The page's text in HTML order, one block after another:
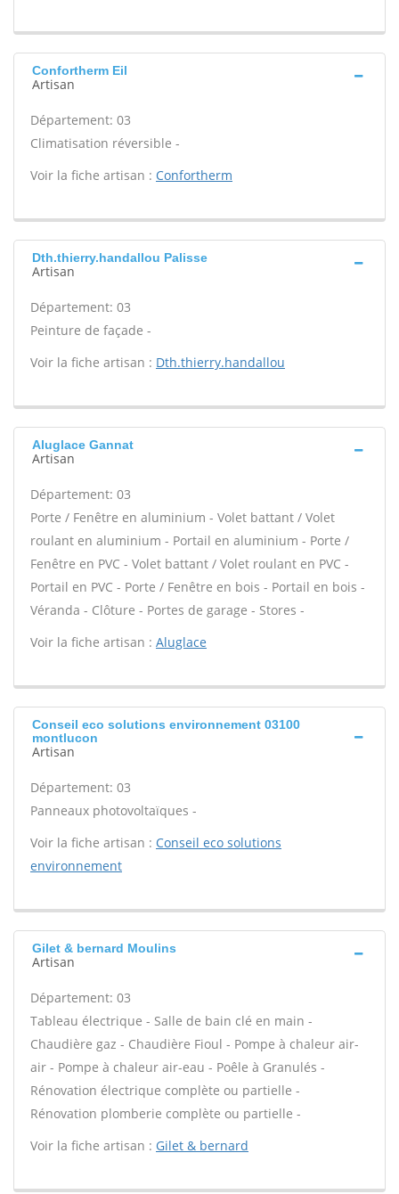
Confortherm Eil
Artisan
Département: 03
Climatisation réversible -
Voir la fiche artisan : Confortherm
Dth.thierry.handallou Palisse
Artisan
Département: 03
Peinture de façade -
Voir la fiche artisan : Dth.thierry.handallou
Aluglace Gannat
Artisan
Département: 03
Porte / Fenêtre en aluminium - Volet battant / Volet
roulant en aluminium - Portail en aluminium - Porte /
Fenêtre en PVC - Volet battant / Volet roulant en PVC -
Portail en PVC - Porte / Fenêtre en bois - Portail en bois -
Véranda - Clôture - Portes de garage - Stores -
Voir la fiche artisan : Aluglace
Conseil eco solutions environnement 03100
montlucon
Artisan
Département: 03
Panneaux photovoltaïques -
Voir la fiche artisan : Conseil eco solutions
environnement
Gilet & bernard Moulins
Artisan
Département: 03
Tableau électrique - Salle de bain clé en main -
Chaudière gaz - Chaudière Fioul - Pompe à chaleur air-
air - Pompe à chaleur air-eau - Poêle à Granulés -
Rénovation électrique complète ou partielle -
Rénovation plomberie complète ou partielle -
Voir la fiche artisan : Gilet & bernard